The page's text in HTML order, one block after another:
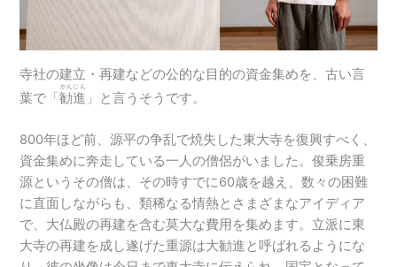
寺社の建立・再建などの公的な目的の資金集めを、古い言
葉で「勧進
かんじん
」と言うそうです。
800年ほど前、源平の争乱で焼失した東大寺を復興すべく、
資金集めに奔走している一人の僧侶がいました。俊乗房重
源というその僧は、その時すでに60歳を越え、数々の困難
に直面しながらも、類稀なる情熱とさまざまなアイディア
で、大仏殿の再建を含む莫大な費用を集めます。立派に東
大寺の再建を成し遂げた重源は大勧進と呼ばれるようにな